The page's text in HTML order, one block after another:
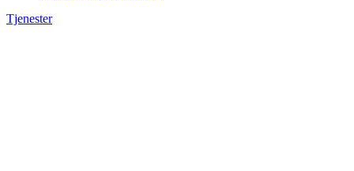
Tjenester